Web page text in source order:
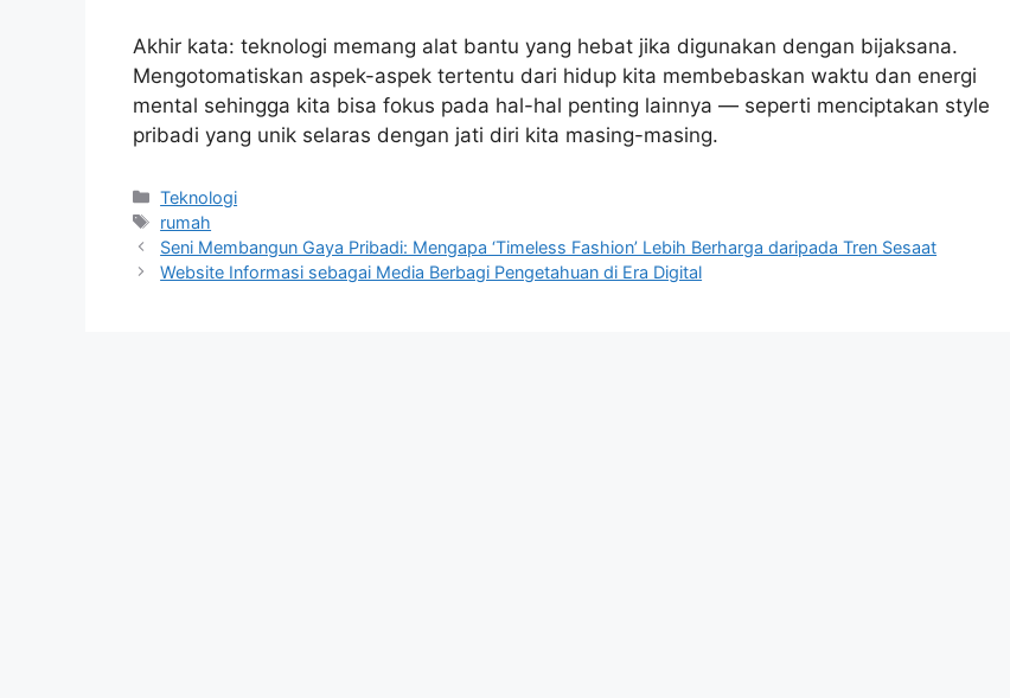
Akhir kata: teknologi memang alat bantu yang hebat jika digunakan dengan bijaksana.
Mengotomatiskan aspek-aspek tertentu dari hidup kita membebaskan waktu dan energi
mental sehingga kita bisa fokus pada hal-hal penting lainnya — seperti menciptakan style
pribadi yang unik selaras dengan jati diri kita masing-masing.
Categories
Teknologi
Tags
rumah
Seni Membangun Gaya Pribadi: Mengapa ‘Timeless Fashion’ Lebih Berharga daripada Tren Sesaat
Website Informasi sebagai Media Berbagi Pengetahuan di Era Digital